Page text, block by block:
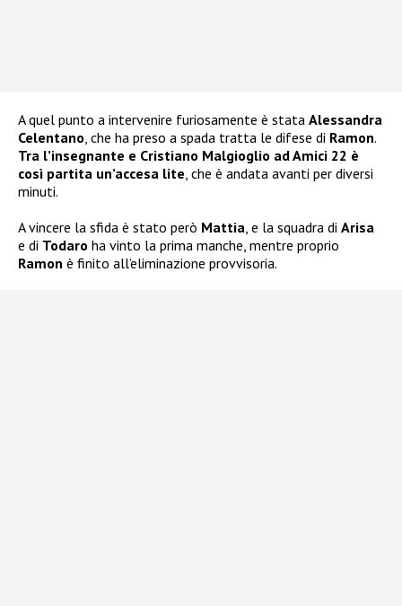
A quel punto a intervenire furiosamente è stata Alessandra
Celentano, che ha preso a spada tratta le difese di Ramon.
Tra l’insegnante e Cristiano Malgioglio ad Amici 22 è
così partita un’accesa lite, che è andata avanti per diversi
minuti.
A vincere la sfida è stato però Mattia, e la squadra di Arisa
e di Todaro ha vinto la prima manche, mentre proprio
Ramon è finito all’eliminazione provvisoria.